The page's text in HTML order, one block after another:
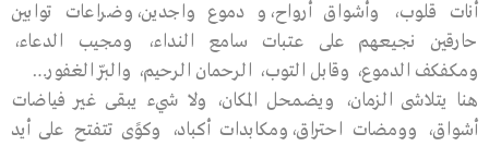
أنات قلوب، وأشواق أرواح،و دموع واجدين،وضراعات توابين
حارقين نجيعهم على عتبات سامع النداء، ومجيب الدعاء،
ومكفكف الدموع، وقابل التوب، الرحمان الرحيم، والبرّ الغفور…
هنا يتلاشى الزمان، ويضمحل المكان، ولا شيء يبقى غير فياضات
أشواق، وومضات احتراق،ومكابدات أكباد، وكوًى تتفتح على أيد